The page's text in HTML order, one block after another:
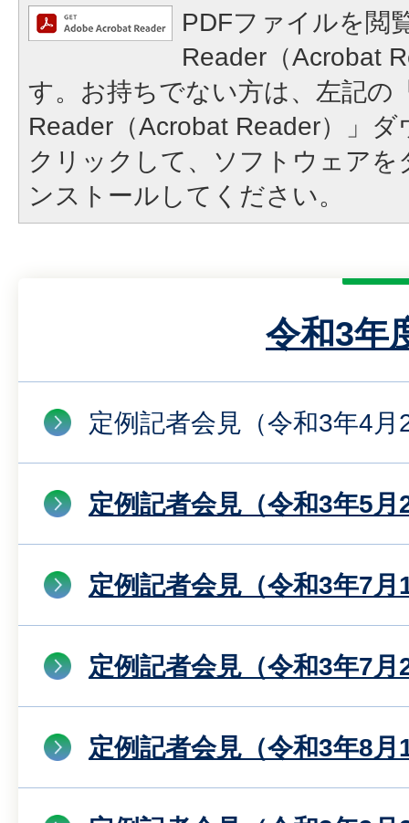
PDFファイルを閲
Reader（Acrobat
す。お持ちでない方は、左記の
Reader（Acrobat Reader）」
クリックして、ソフトウェア
ンストールしてください。
令和3年
定例記者会見（令和3年4月
定例記者会見（令和3年5月
定例記者会見（令和3年7月
定例記者会見（令和3年7月
定例記者会見（令和3年8月